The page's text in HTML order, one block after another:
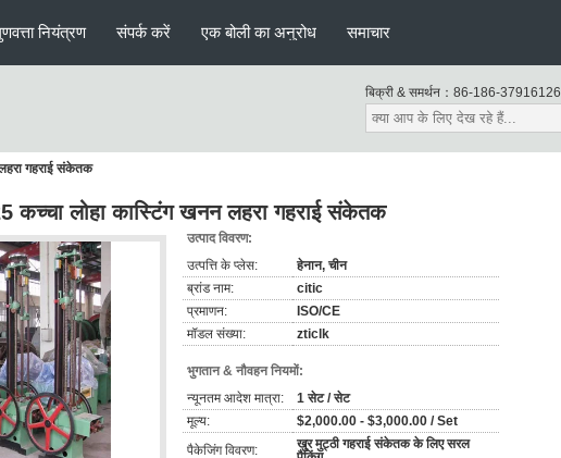
नियंत्रण संपर्क करें एक बोली का अनुरोध समाचार
बिक्री & समर्थन： 86-186-37916126
गहराई संकेतक
कच्चा लोहा कास्टिंग खनन लहरा गहराई संकेतक
उत्पाद विवरण:
उत्पत्ति के प्लेस:
हेनान, चीन
ब्रांड नाम:
citic
प्रमाणन:
ISO/CE
मॉडल संख्या:
zticlk
भुगतान & नौवहन नियमों:
न्यूनतम आदेश मात्रा:
1 सेट / सेट
मूल्य:
$2,000.00 - $3,000.00 / Set
पैकेजिंग विवरण:
खुर मुट्ठी गहराई संकेतक के लिए सरल